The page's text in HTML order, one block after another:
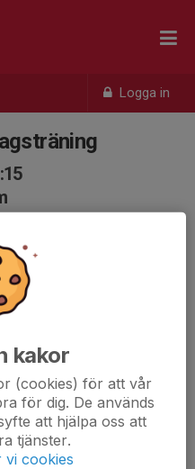
Logga in
vid
kakor
(cookies) för att vår
för dig. De används
att hjälpa oss att
tjänster.
vi cookies